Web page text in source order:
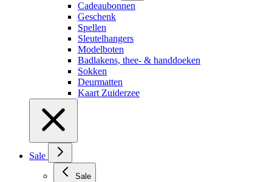
Cadeaubonnen
Geschenk
Spellen
Sleutelhangers
Modelboten
Badlakens, thee- & handdoeken
Sokken
Deurmatten
Kaart Zuiderzee
Sale
Sale